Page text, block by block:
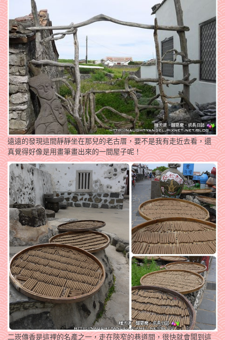
遠遠的發現這間靜靜坐在那兒的老古厝，要不是我有走近去看，還
真覺得好像是用畫筆畫出來的一間屋子呢！
二崁傳香是這裡的名產之一，走在陝窄的巷道間，很快就會聞到這